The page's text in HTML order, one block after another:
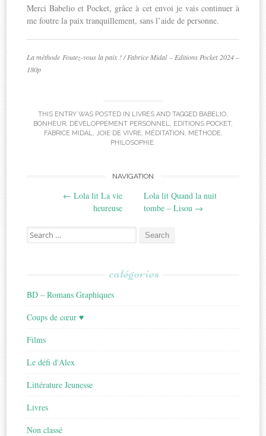
Merci Babelio et Pocket, grâce à cet envoi je vais continuer à
me foutre la paix tranquillement, sans l’aide de personne.
La méthode Foutez-vous la paix ! / Fabrice Midal – Editions Pocket 2024 –
180p
THIS ENTRY WAS POSTED IN LIVRES AND TAGGED BABELIO,
BONHEUR, DÉVELOPPEMENT PERSONNEL, EDITIONS POCKET,
FABRICE MIDAL, JOIE DE VIVRE, MÉDITATION , MÉTHODE,
PHILOSOPHIE.
navigation
NAVIGATION
← Lola lit La vie
heureuse
Lola lit Quand la nuit
tombe – Lisou →
Search
for:
catégories
BD – Romans Graphiques
Coups de cœur ♥
Films
Le défi d'Alex
Littérature Jeunesse
Livres
Non classé